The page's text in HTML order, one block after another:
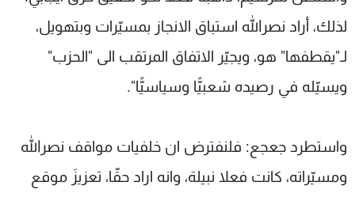
لذلك، أراد نصرالله استباق الانجاز بمسيّرات وبتهويل،
لـ"يقطفها" هو، ويجيّر الاتفاق المرتقب الى "الحزب"
ويسيّله في رصيده شعبيًّا وسياسيًّا".
واستطرد جعجع: فلنفترض ان خلفيات مواقف نصرالله
ومسيّراته، كانت فعلا نبيلة، وانه اراد حقّا، تعزيزَ موقع